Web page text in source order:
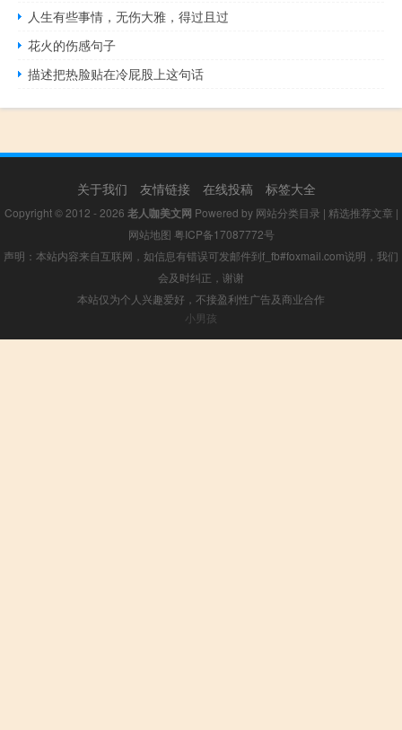
人生有些事情，无伤大雅，得过且过
花火的伤感句子
描述把热脸贴在冷屁股上这句话
关于我们 友情链接 在线投稿 标签大全
Copyright © 2012 - 2026 老人咖美文网 Powered by 网站分类目录 | 精选推荐文章 |
网站地图 粤ICP备17087772号
声明：本站内容来自互联网，如信息有错误可发邮件到f_fb#foxmail.com说明，我们
会及时纠正，谢谢
本站仅为个人兴趣爱好，不接盈利性广告及商业合作
小男孩